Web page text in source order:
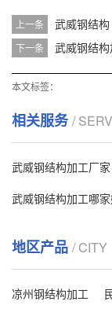
上一条 武威钢结构
下一条 武威钢结构
本文标签：
相关服务/
武威钢结构加工厂家
武威钢结构加工哪
地区产品 / CITY
凉州钢结构加工